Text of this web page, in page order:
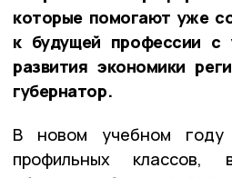
которые помогают уже
к будущей профессии с
развития экономики
губернатор.
В новом учебном
профильных классов,